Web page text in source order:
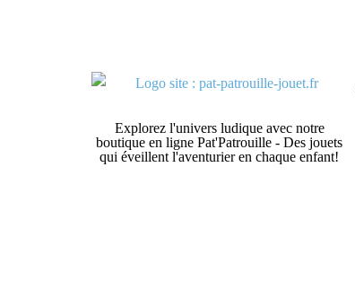
Explorez l'univers ludique avec notre
boutique en ligne Pat'Patrouille - Des jouets
qui éveillent l'aventurier en chaque enfant!